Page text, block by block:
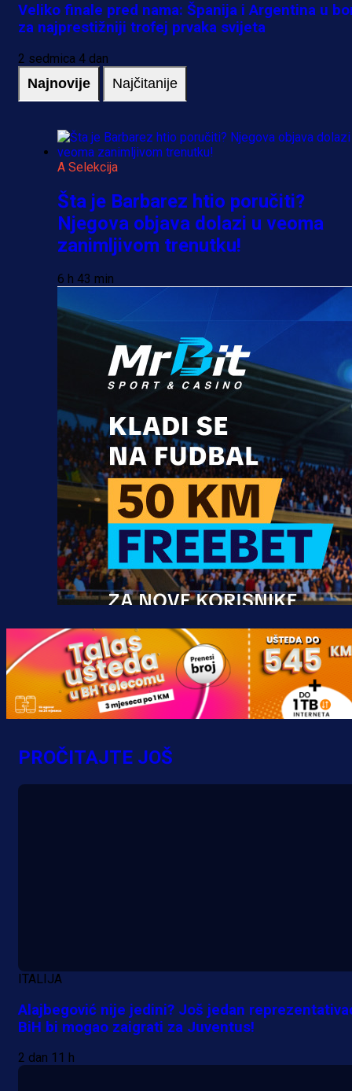
Veliko finale pred nama: Španija i Argentina u
za najprestižniji trofej prvaka svijeta
2 sedmica 4 dan
Najnovije Najčitanije
A Selekcija
Šta je Barbarez htio poručiti?
Njegova objava dolazi u veoma
zanimljivom trenutku!
6 h 43 min
Promo vijesti
MrBit: Isprati kvalifikacije za
evropska takmičenja i preuzmi
bonus dobrodošlice!
PROČITAJTE JOŠ
ITALIJA
Alajbegović nije jedini? Još jedan
BiH bi mogao zaigrati za Juventus!
2 dan 11 h